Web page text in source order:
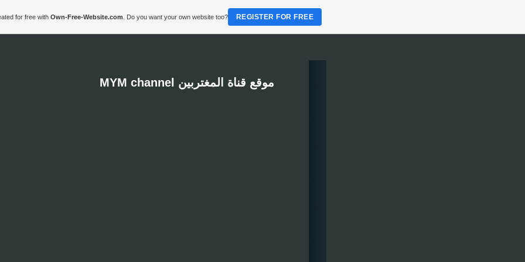
MYM channel موقع قناة المغتربين
for free with Own-Free-Website.com . Do you want your own website too? REGISTER FOR FREE